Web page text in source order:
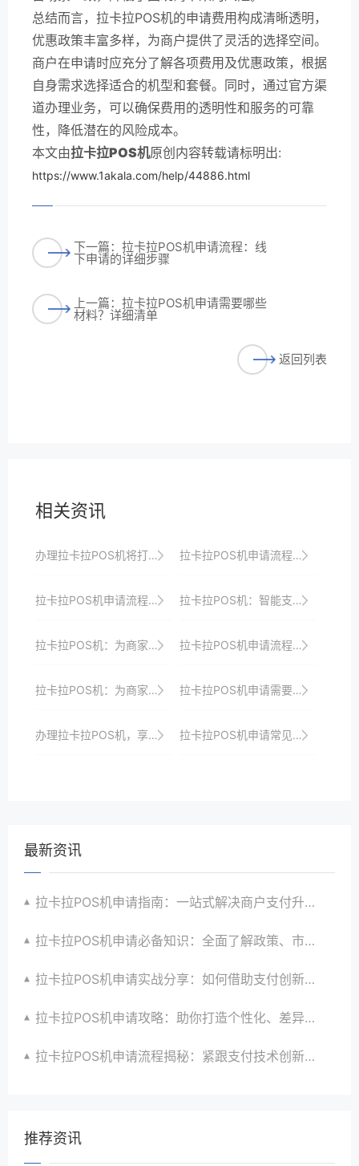
总结而言，拉卡拉POS机的申请费用构成清晰透明，
优惠政策丰富多样，为商户提供了灵活的选择空间。
商户在申请时应充分了解各项费用及优惠政策，根据
自身需求选择适合的机型和套餐。同时，通过官方渠
道办理业务，可以确保费用的透明性和服务的可靠
性，降低潜在的风险成本。
本文由拉卡拉POS机原创内容转载请标明出:
https://www.1akala.com/help/44886.html
下一篇：拉卡拉POS机申请流程：线
下申请的详细步骤
上一篇：拉卡拉POS机申请需要哪些
材料？详细清单
返回列表
相关资讯
办理拉卡拉POS机将打造高效便捷安全的收银系统以提升商家收银效率、品牌形象与顾客支付体验并引领支付行业创新发展 拉卡拉POS机申请流程：线下申请的详细步骤
拉卡拉POS机申请流程速览，助你抢占支付智能化升级先机 拉卡拉POS机：智能支付，创造无限可能
拉卡拉POS机：为商家带来极致的支付体验和服务 拉卡拉POS机申请流程：线上与线下对比分析
拉卡拉POS机：为商家打造高效收银平台 拉卡拉POS机申请需要哪些材料？一文搞定
办理拉卡拉POS机，享受专业高效的收银服务、优惠政策、全方位安全保障与一站式解决方案支持 拉卡拉POS机申请常见问题及解决方案
最新资讯
拉卡拉POS机申请指南：一站式解决商户支付升级、智能化与创新需求
拉卡拉POS机申请必备知识：全面了解政策、市场、技术与创新趋势
拉卡拉POS机申请实战分享：如何借助支付创新技术提升商户运营效益与效率
拉卡拉POS机申请攻略：助你打造个性化、差异化支付体验以提升竞争力
拉卡拉POS机申请流程揭秘：紧跟支付技术创新步伐，抢占市场先机
推荐资讯